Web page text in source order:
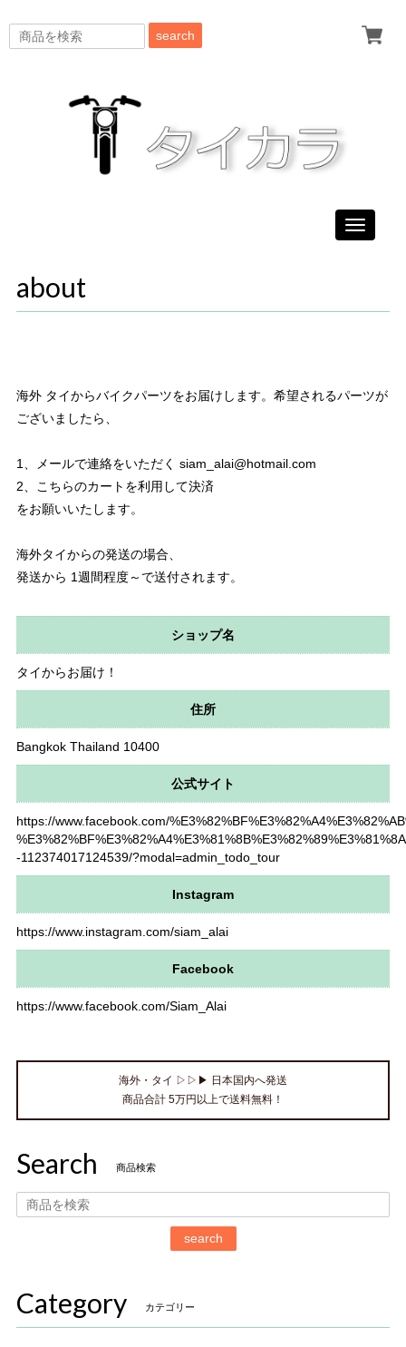
search
Toggle
about
海外 タイからバイクパーツをお届けします。希望されるパーツが
ございましたら、
1、メールで連絡をいただく siam_alai@hotmail.com
2、こちらのカートを利用して決済
をお願いいたします。
海外タイからの発送の場合、
発送から 1週間程度～で送付されます。
ショップ名
タイからお届け！
住所
Bangkok Thailand 10400
公式サイト
https://www.facebook.com/
-112374017124539/?modal=admin_todo_tour
Instagram
https://www.instagram.com/siam_alai
Facebook
https://www.facebook.com/Siam_Alai
海外・タイ ▷▷▶ 日本国内へ発送
商品合計 5万円以上で送料無料！
Search 商品検索
search
Category カテゴリー